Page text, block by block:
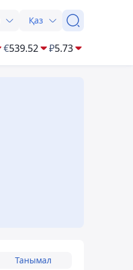
Қаз
€539.52 ₽5.73
Танымал